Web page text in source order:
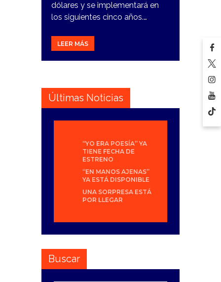
dólares y se implementará en
los siguientes cinco años.…
LEER MÁS
Últimas Noticias
“YO ERA POESÍA” YA
TIENE FECHA DE
ESTRENO
“EN MANOS AJENAS”
YA ESTÁ DISPONIBLE
UNA SORPRESA ESTÁ
POR LLEGAR
Buscar